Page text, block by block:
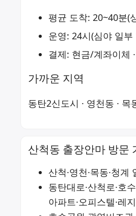
평균 도착: 20~40분(
운영: 24시(심야 일부
결제: 현금/계좌이체
가까운 지역
동탄2신도시 · 영천동 · 목
산척동 출장안마 방문
산척·영천·목동·청계
동탄대로·산척로·호
아파트·오피스텔·레